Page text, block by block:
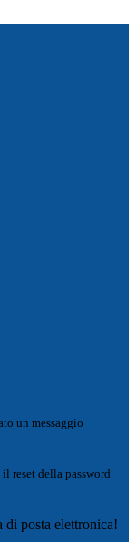
un messaggio
reset della password
di posta elettronica!